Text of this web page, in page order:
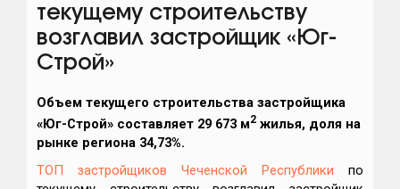
текущему строительству
возглавил застройщик «Юг-
Строй»
Объем текущего строительства застройщика
«Юг-Строй» составляет 29 673 м2 жилья, доля на
рынке региона 34,73%.
ТОП застройщиков Чеченской Республики по